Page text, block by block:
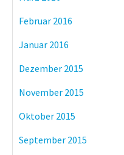
Februar 2016
Januar 2016
Dezember 2015
November 2015
Oktober 2015
September 2015